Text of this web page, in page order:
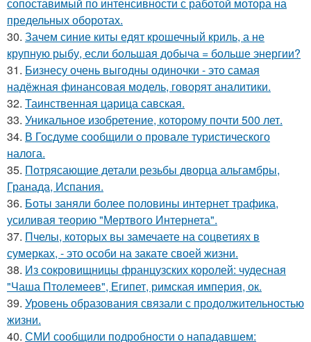
предельных оборотах.
30. Зачем синие киты едят крошечный криль, а не
крупную рыбу, если большая добыча = больше энергии?
31. Бизнесу очень выгодны одиночки - это самая
надёжная финансовая модель, говорят аналитики.
32. Таинственная царица савская.
33. Уникальное изобретение, которому почти 500 лет.
34. В Госдуме сообщили о провале туристического
налога.
35. Потрясающие детали резьбы дворца альгамбры,
Гранада, Испания.
36. Боты заняли более половины интернет трафика,
усиливая теорию "Мертвого Интернета".
37. Пчелы, которых вы замечаете на соцветиях в
сумерках, - это особи на закате своей жизни.
38. Из сокровищницы французских королей: чудесная
"Чаша Птолемеев", Египет, римская империя, ок.
39. Уровень образования связали с продолжительностью
жизни.
40. СМИ сообщили подробности о нападавшем: